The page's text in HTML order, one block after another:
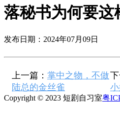
落秘书为何要这
发布日期：2024年07月09日
上一篇： 掌中之物，不做
陆总的金丝雀
下
Copyright © 2023 短剧自习室粤